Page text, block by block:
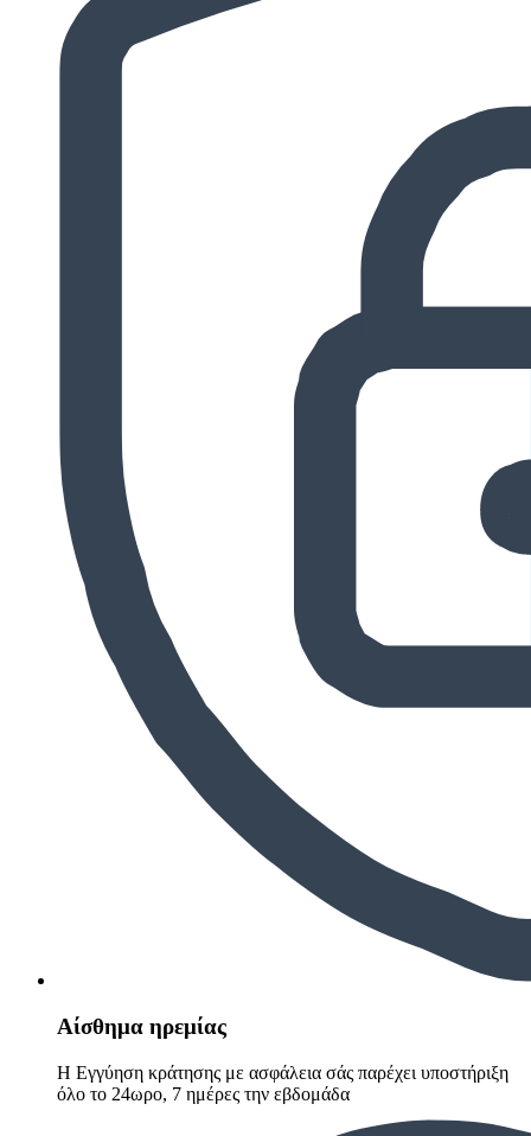
Αίσθημα ηρεμίας
Η Εγγύηση κράτησης με ασφάλεια σάς παρέχει υποστήριξη
όλο το 24ωρο, 7 ημέρες την εβδομάδα